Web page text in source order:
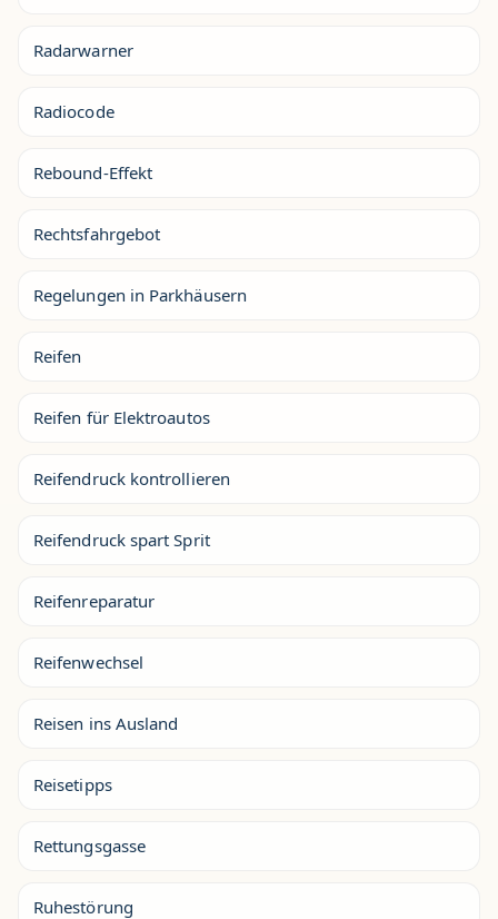
Radarwarner
Radiocode
Rebound-Effekt
Rechtsfahrgebot
Regelungen in Parkhäusern
Reifen
Reifen für Elektroautos
Reifendruck kontrollieren
Reifendruck spart Sprit
Reifenreparatur
Reifenwechsel
Reisen ins Ausland
Reisetipps
Rettungsgasse
Ruhestörung